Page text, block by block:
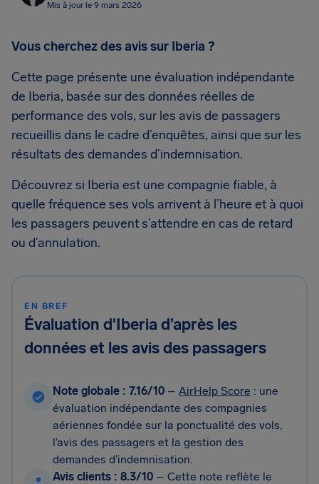
Mis à jour le 9 mars 2026
Vous cherchez des avis sur Iberia ?
Cette page présente une évaluation indépendante
de Iberia, basée sur des données réelles de
performance des vols, sur les avis de passagers
recueillis dans le cadre d’enquêtes, ainsi que sur les
résultats des demandes d’indemnisation.
Découvrez si Iberia est une compagnie fiable, à
quelle fréquence ses vols arrivent à l’heure et à quoi
les passagers peuvent s’attendre en cas de retard
ou d’annulation.
EN BREF
Évaluation d'Iberia d’après les
données et les avis des passagers
Note globale : 7.16/10 – AirHelp Score : une
évaluation indépendante des compagnies
aériennes fondée sur la ponctualité des vols,
l’avis des passagers et la gestion des
demandes d’indemnisation.
Avis clients : 8.3/10 – Cette note reflète le